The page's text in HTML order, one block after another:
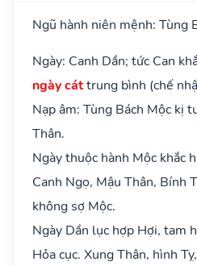
Ngũ hành niên mệnh: Tùng
Ngày: Canh Dần; tức Can
ngày cáttrung bình (chế
Nạp âm: Tùng Bách Mộc kị
Thân.
Ngày thuộc hành Mộc khắc
Canh Ngọ, Mậu Thân, Bính
không sợ Mộc.
Ngày Dần lục hợp Hợi, tam
Hỏa cục. Xung Thân, hình